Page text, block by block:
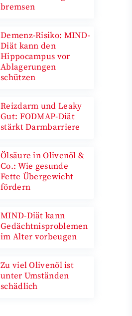
bremsen
Demenz-Risiko: MIND-
Diät kann den
Hippocampus vor
Ablagerungen
schützen
Reizdarm und Leaky
Gut: FODMAP-Diät
stärkt Darmbarriere
Ölsäure in Olivenöl &
Co.: Wie gesunde
Fette Übergewicht
fördern
MIND-Diät kann
Gedächtnisproblemen
im Alter vorbeugen
Zu viel Olivenöl ist
unter Umständen
schädlich